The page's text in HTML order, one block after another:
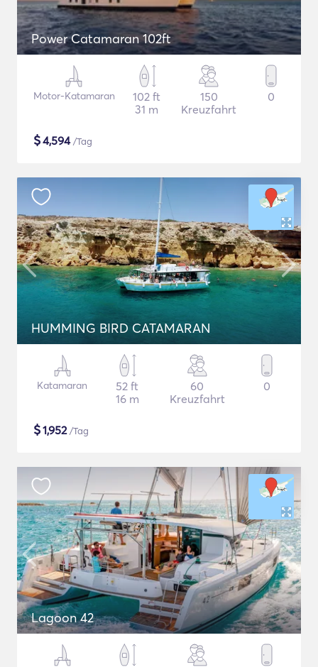
Power Catamaran 102ft
Motor-Katamaran
102 ft
31 m
150
Kreuzfahrt
0
$4,594/Tag
HUMMING BIRD CATAMARAN
Katamaran
52 ft
16 m
60
Kreuzfahrt
0
$1,952/Tag
Lagoon 42